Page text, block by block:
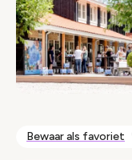
Bewaar als favoriet